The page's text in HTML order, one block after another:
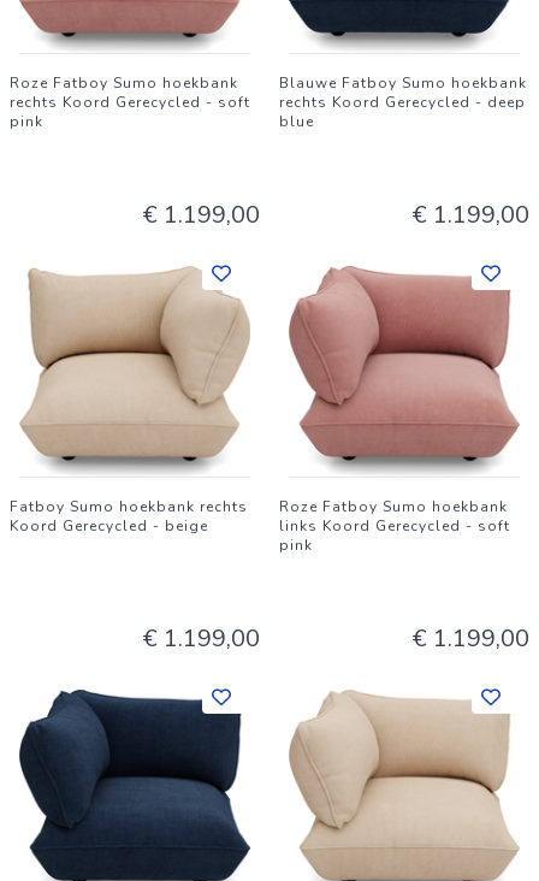
duurzame investering.
Roze Fatboy Sumo hoekbank
rechts Koord Gerecycled - soft
pink
€ 1.199,00
Blauwe Fatboy Sumo hoekbank
rechts Koord Gerecycled - deep
blue
€ 1.199,00
Fatboy Sumo hoekbank rechts
Koord Gerecycled - beige
€ 1.199,00
Roze Fatboy Sumo hoekbank
links Koord Gerecycled - soft
pink
€ 1.199,00